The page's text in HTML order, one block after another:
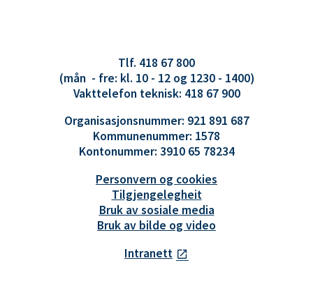
Tlf. 418 67 800
(mån - fre: kl. 10 - 12 og 1230 - 1400)
Vakttelefon teknisk: 418 67 900
Organisasjonsnummer: 921 891 687
Kommunenummer: 1578
Kontonummer: 3910 65 78234
Personvern og cookies
Tilgjengelegheit
Bruk av sosiale media
Bruk av bilde og video
Intranett